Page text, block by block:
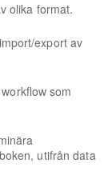
olika format.
export av
som
utifrån data